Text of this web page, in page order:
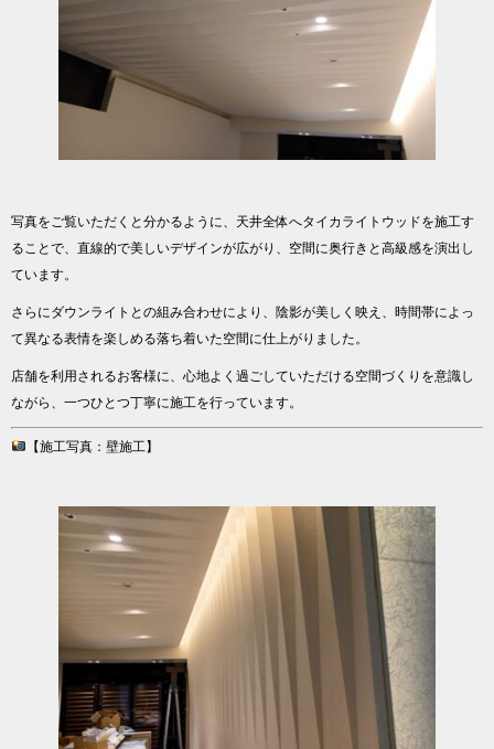
写真をご覧いただくと分かるように、天井全体へタイカライトウッドを施工す
ることで、直線的で美しいデザインが広がり、空間に奥行きと高級感を演出し
ています。
さらにダウンライトとの組み合わせにより、陰影が美しく映え、時間帯によっ
て異なる表情を楽しめる落ち着いた空間に仕上がりました。
店舗を利用されるお客様に、心地よく過ごしていただける空間づくりを意識し
ながら、一つひとつ丁寧に施工を行っています。
【施工写真：壁施工】